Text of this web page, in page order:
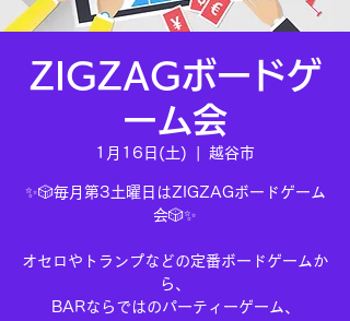
ZIGZAGボードゲ
ーム会
1月16日(土) 越谷市
✨🎲毎月第3土曜日はZIGZAGボードゲーム
会🎲✨
オセロやトランプなどの定番ボードゲームか
ら、
BARならではのパーティーゲーム、